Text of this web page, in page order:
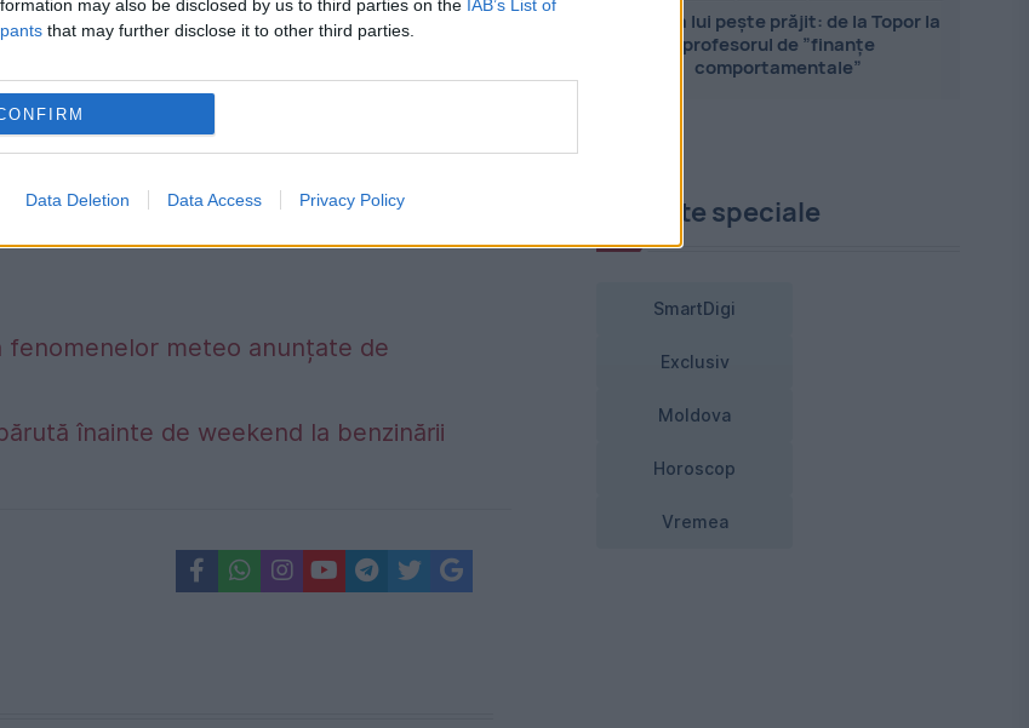
may also be disclosed by us to third parties on the IAB’s List of
that may further disclose it to other third parties.
Data Deletion Data Access Privacy Policy
fenomenelor meteo anunțate de
înainte de weekend la benzinării
Evoluția lui pește prăjit: de la Topor la
profesorul de ”finanțe
comportamentale”
Proiecte speciale
SmartDigi
Exclusiv
Moldova
Horoscop
Vremea